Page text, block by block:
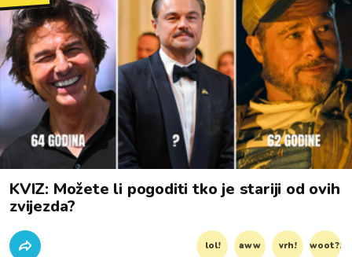
KVIZ: Možete li pogoditi tko je stariji od ovih
zvijezda?
lol! aww vrh! woot?!